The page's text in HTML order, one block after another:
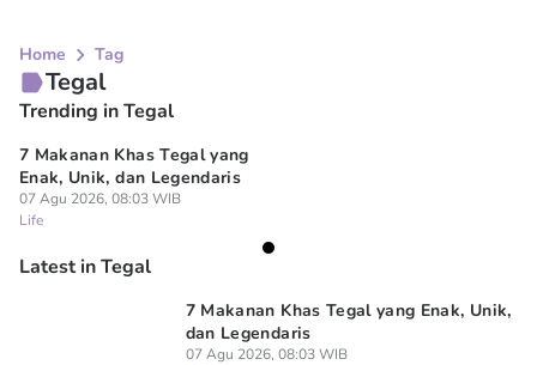
Home Tag
Tegal
Trending in Tegal
7 Makanan Khas Tegal yang
Enak, Unik, dan Legendaris
07 Agu 2026, 08:03 WIB
Life
Latest in Tegal
7 Makanan Khas Tegal yang Enak, Unik,
dan Legendaris
07 Agu 2026, 08:03 WIB